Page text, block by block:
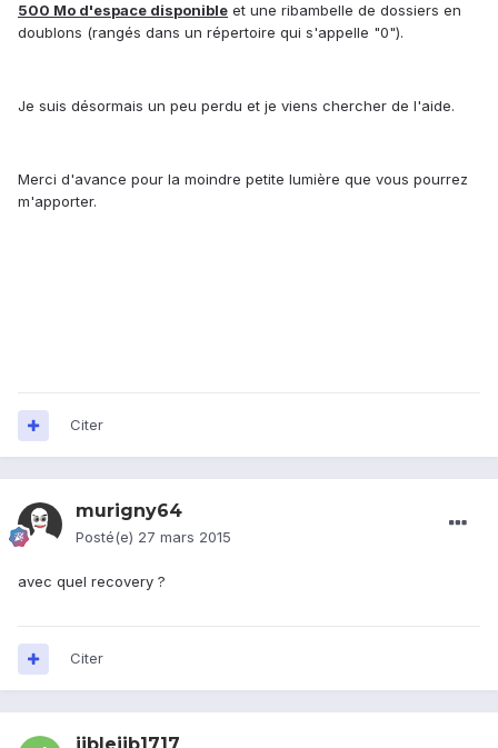
500 Mo d'espace disponible et une ribambelle de dossiers en
doublons (rangés dans un répertoire qui s'appelle "0").
Je suis désormais un peu perdu et je viens chercher de l'aide.
Merci d'avance pour la moindre petite lumière que vous pourrez
m'apporter.
Citer
murigny64
Posté(e) 27 mars 2015
avec quel recovery ?
Citer